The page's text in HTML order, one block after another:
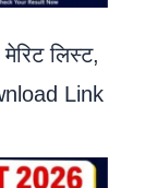
लिस्ट,
Link